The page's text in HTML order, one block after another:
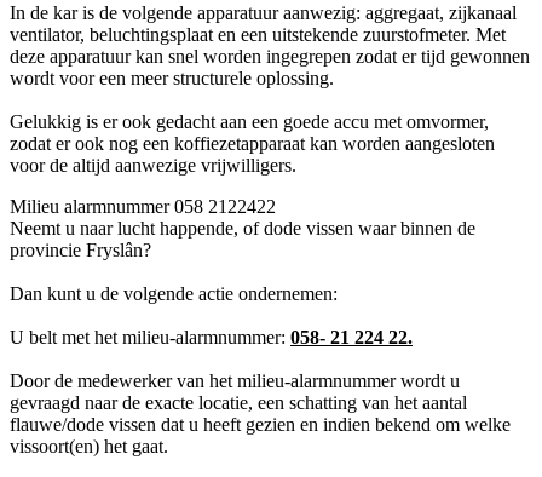
In de kar is de volgende apparatuur aanwezig: aggregaat, zijkanaal
ventilator, beluchtingsplaat en een uitstekende zuurstofmeter. Met
deze apparatuur kan snel worden ingegrepen zodat er tijd gewonnen
wordt voor een meer structurele oplossing.
Gelukkig is er ook gedacht aan een goede accu met omvormer,
zodat er ook nog een koffiezetapparaat kan worden aangesloten
voor de altijd aanwezige vrijwilligers.
Milieu alarmnummer 058 2122422
Neemt u naar lucht happende, of dode vissen waar binnen de
provincie Fryslân?
Dan kunt u de volgende actie ondernemen:
U belt met het milieu-alarmnummer: 058- 21 224 22.
Door de medewerker van het milieu-alarmnummer wordt u
gevraagd naar de exacte locatie, een schatting van het aantal
flauwe/dode vissen dat u heeft gezien en indien bekend om welke
vissoort(en) het gaat.